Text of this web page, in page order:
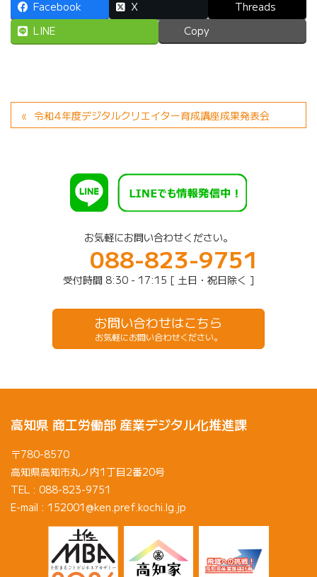
Facebook X
Threads
LINE
Copy
令和4年度デジタルクリエイター育成講座成果発表会
お気軽にお問い合わせください。
088-823-9751
受付時間 8:30 - 17:15 [ 土日・祝日除く ]
お問い合わせはこちら
お気軽にお問い合わせください。
高知県 商工労働部 産業デジタル化推進課
〒780-8570
高知県高知市丸ノ内1丁目2番20号
TEL : 088-823-9751
E-mail : 152001@ken.pref.kochi.lg.jp